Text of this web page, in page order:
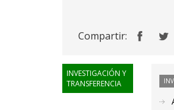
Compartir:
INVESTIGACIÓN Y
TRANSFERENCIA